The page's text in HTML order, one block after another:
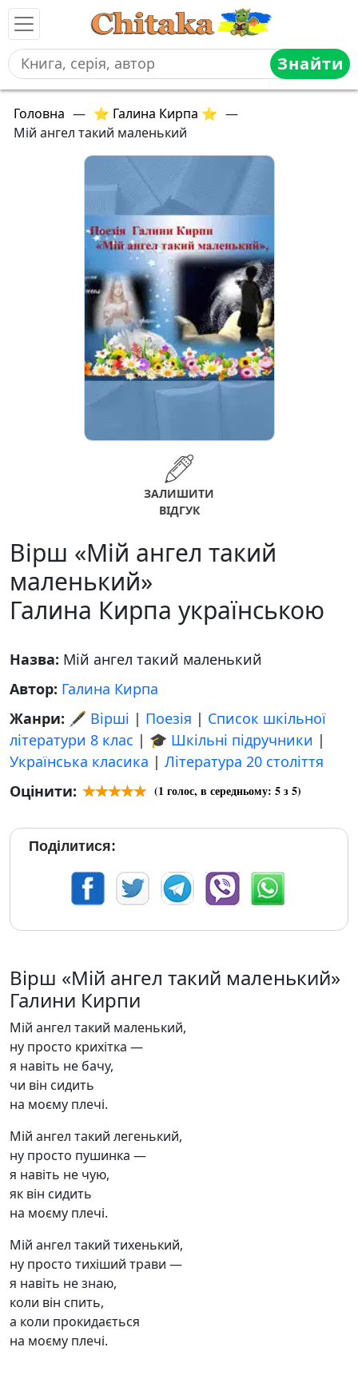
Знайти
Головна — ⭐ Галина Кирпа ⭐ —
Мій ангел такий маленький
ЗАЛИШИТИ
ВІДГУК
Вірш «Мій ангел такий
маленький»
Галина Кирпа українською
Назва: Мій ангел такий маленький
Автор: Галина Кирпа
Жанри: 🖋️ Вірші | Поезія | Список шкільної
літератури 8 клас | 🎓 Шкільні підручники |
Українська класика | Література 20 століття
Оцінити:
(1 голос, в середньому: 5з 5)
Поділитися:
Вірш «Мій ангел такий маленький»
Галини Кирпи
Мій ангел такий маленький,
ну просто крихітка —
я навіть не бачу,
чи він сидить
на моєму плечі.
Мій ангел такий легенький,
ну просто пушинка —
я навіть не чую,
як він сидить
на моєму плечі.
Мій ангел такий тихенький,
ну просто тихіший трави —
я навіть не знаю,
коли він спить,
а коли прокидається
на моєму плечі.